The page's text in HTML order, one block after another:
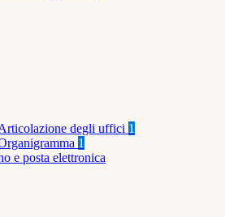
degli uffici 1
1
e posta elettronica